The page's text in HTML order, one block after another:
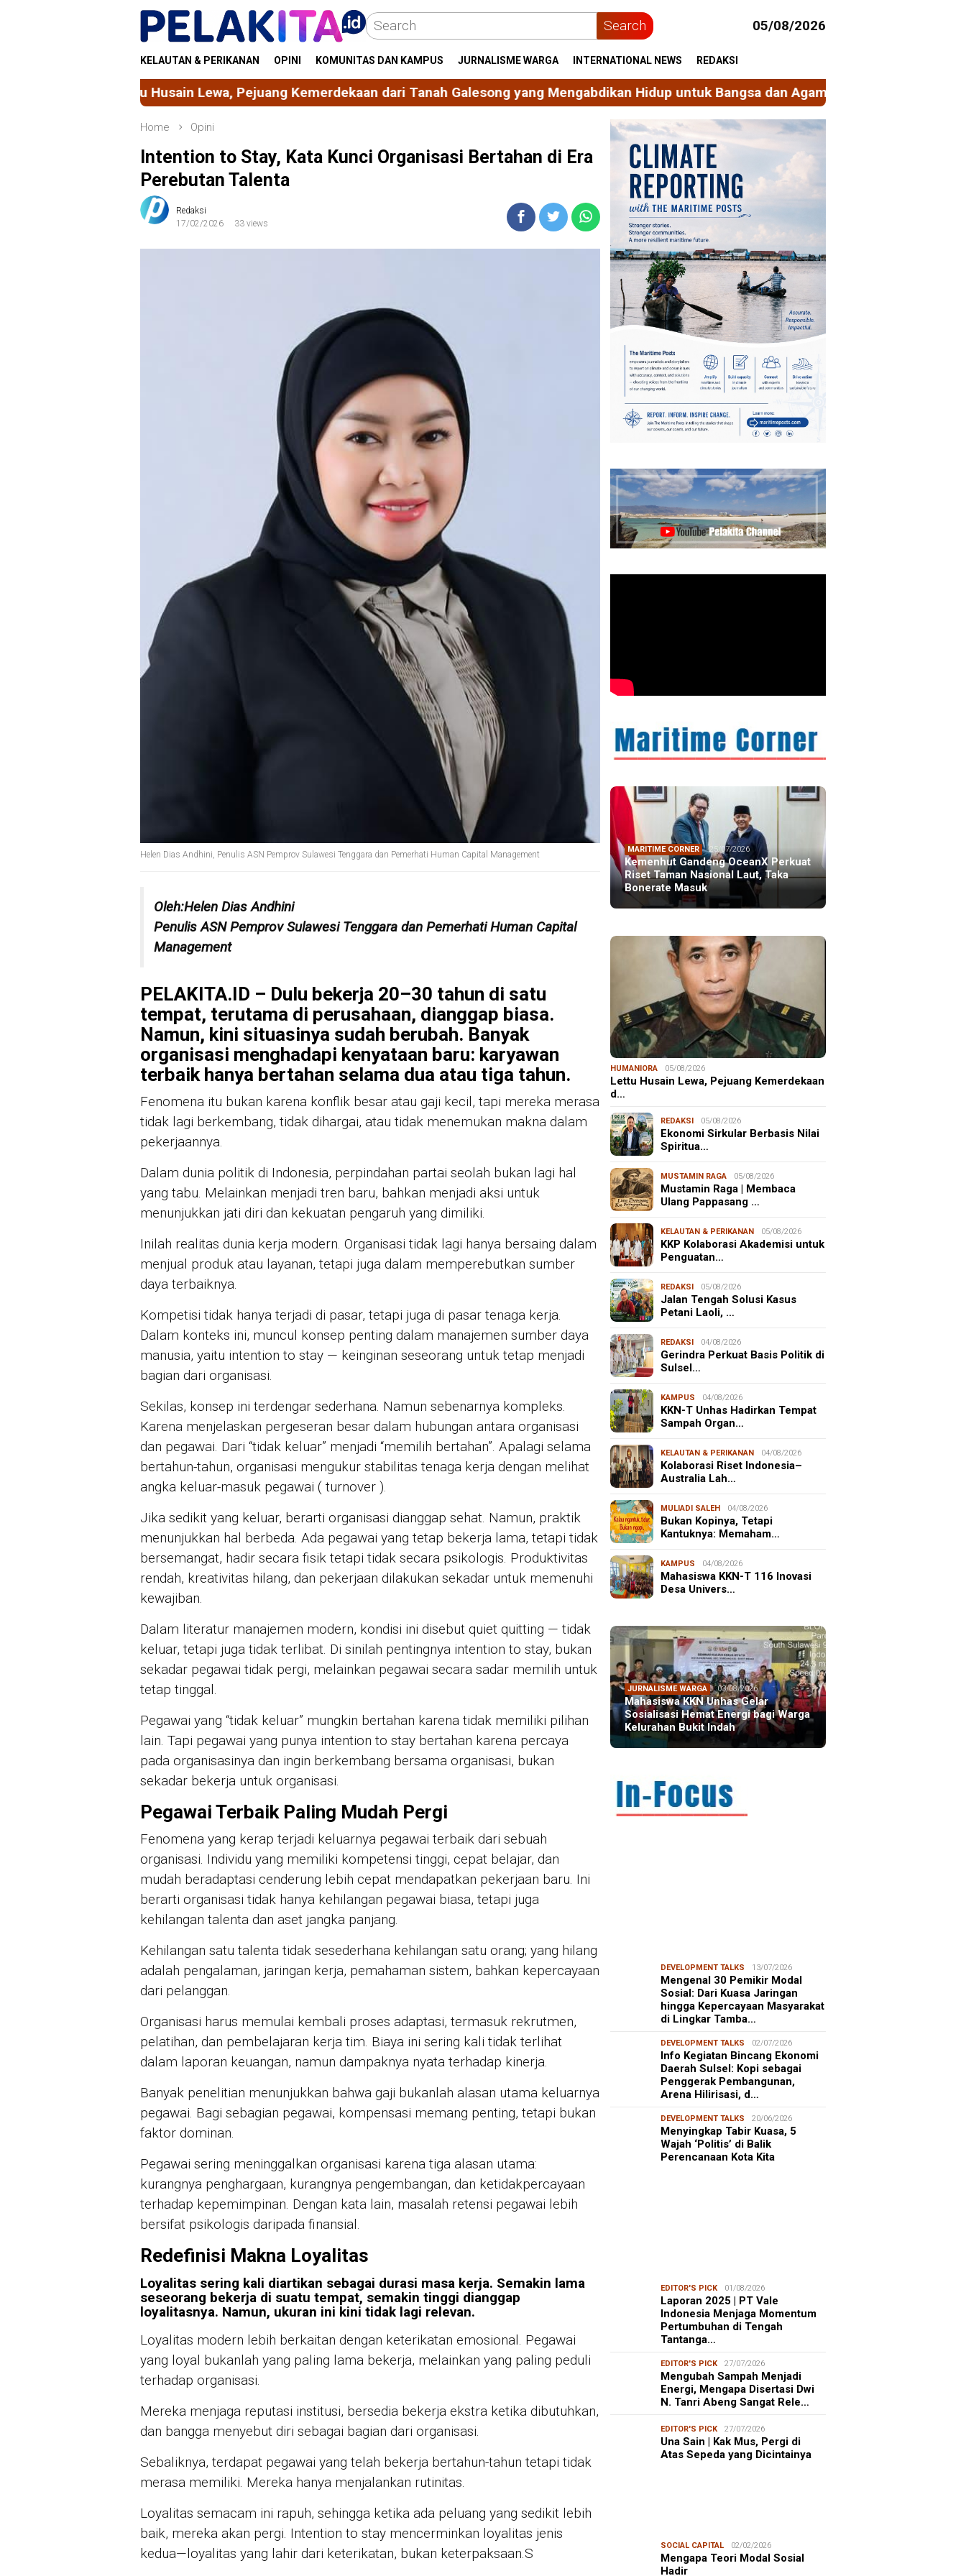
Skip
Search 05/08/2026
KELAUTAN & PERIKANAN OPINI KOMUNITAS DAN KAMPUS JURNALISME WARGA INTERNATIONAL NEWS REDAKSI
Husain Lewa, Pejuang Kemerdekaan dari Tanah Galesong yang Mengabdikan Hidup untuk Bangsa dan Agama Ekonomi Sirkular Berbasis Nilai
Home Opini
Intention to Stay, Kata Kunci Organisasi Bertahan di Era
Perebutan Talenta
Redaksi
17/02/2026
33 views
Helen Dias Andhini, Penulis ASN Pemprov Sulawesi Tenggara dan Pemerhati Human Capital Management
Oleh:Helen Dias Andhini
Penulis ASN Pemprov Sulawesi Tenggara dan Pemerhati Human Capital
Management
PELAKITA.ID – Dulu bekerja 20–30 tahun di satu
tempat, terutama di perusahaan, dianggap biasa.
Namun, kini situasinya sudah berubah. Banyak
organisasi menghadapi kenyataan baru: karyawan
terbaik hanya bertahan selama dua atau tiga tahun.
Fenomena itu bukan karena konflik besar atau gaji kecil, tapi mereka merasa
tidak lagi berkembang, tidak dihargai, atau tidak menemukan makna dalam
pekerjaannya.
Dalam dunia politik di Indonesia, perpindahan partai seolah bukan lagi hal
yang tabu. Melainkan menjadi tren baru, bahkan menjadi aksi untuk
menunjukkan jati diri dan kekuatan pengaruh yang dimiliki.
Inilah realitas dunia kerja modern. Organisasi tidak lagi hanya bersaing dalam
menjual produk atau layanan, tetapi juga dalam memperebutkan sumber
daya terbaiknya.
Kompetisi tidak hanya terjadi di pasar, tetapi juga di pasar tenaga kerja.
Dalam konteks ini, muncul konsep penting dalam manajemen sumber daya
manusia, yaitu intention to stay — keinginan seseorang untuk tetap menjadi
bagian dari organisasi.
Sekilas, konsep ini terdengar sederhana. Namun sebenarnya kompleks.
Karena menjelaskan pergeseran besar dalam hubungan antara organisasi
dan pegawai. Dari “tidak keluar” menjadi “memilih bertahan”. Apalagi selama
bertahun-tahun, organisasi mengukur stabilitas tenaga kerja dengan melihat
angka keluar-masuk pegawai ( turnover ).
Jika sedikit yang keluar, berarti organisasi dianggap sehat. Namun, praktik
menunjukkan hal berbeda. Ada pegawai yang tetap bekerja lama, tetapi tidak
bersemangat, hadir secara fisik tetapi tidak secara psikologis. Produktivitas
rendah, kreativitas hilang, dan pekerjaan dilakukan sekadar untuk memenuhi
kewajiban.
Dalam literatur manajemen modern, kondisi ini disebut quiet quitting — tidak
keluar, tetapi juga tidak terlibat. Di sinilah pentingnya intention to stay, bukan
sekadar pegawai tidak pergi, melainkan pegawai secara sadar memilih untuk
tetap tinggal.
Pegawai yang “tidak keluar” mungkin bertahan karena tidak memiliki pilihan
lain. Tapi pegawai yang punya intention to stay bertahan karena percaya
pada organisasinya dan ingin berkembang bersama organisasi, bukan
sekadar bekerja untuk organisasi.
Pegawai Terbaik Paling Mudah Pergi
Fenomena yang kerap terjadi keluarnya pegawai terbaik dari sebuah
organisasi. Individu yang memiliki kompetensi tinggi, cepat belajar, dan
mudah beradaptasi cenderung lebih cepat mendapatkan pekerjaan baru. Ini
berarti organisasi tidak hanya kehilangan pegawai biasa, tetapi juga
kehilangan talenta dan aset jangka panjang.
Kehilangan satu talenta tidak sesederhana kehilangan satu orang; yang hilang
adalah pengalaman, jaringan kerja, pemahaman sistem, bahkan kepercayaan
dari pelanggan.
Organisasi harus memulai kembali proses adaptasi, termasuk rekrutmen,
pelatihan, dan pembelajaran kerja tim. Biaya ini sering kali tidak terlihat
dalam laporan keuangan, namun dampaknya nyata terhadap kinerja.
Banyak penelitian menunjukkan bahwa gaji bukanlah alasan utama keluarnya
pegawai. Bagi sebagian pegawai, kompensasi memang penting, tetapi bukan
faktor dominan.
Pegawai sering meninggalkan organisasi karena tiga alasan utama:
kurangnya penghargaan, kurangnya pengembangan, dan ketidakpercayaan
terhadap kepemimpinan. Dengan kata lain, masalah retensi pegawai lebih
bersifat psikologis daripada finansial.
Redefinisi Makna Loyalitas
Loyalitas sering kali diartikan sebagai durasi masa kerja. Semakin lama
seseorang bekerja di suatu tempat, semakin tinggi dianggap
loyalitasnya. Namun, ukuran ini kini tidak lagi relevan.
Loyalitas modern lebih berkaitan dengan keterikatan emosional. Pegawai
yang loyal bukanlah yang paling lama bekerja, melainkan yang paling peduli
terhadap organisasi.
Mereka menjaga reputasi institusi, bersedia bekerja ekstra ketika dibutuhkan,
dan bangga menyebut diri sebagai bagian dari organisasi.
Sebaliknya, terdapat pegawai yang telah bekerja bertahun-tahun tetapi tidak
merasa memiliki. Mereka hanya menjalankan rutinitas.
Loyalitas semacam ini rapuh, sehingga ketika ada peluang yang sedikit lebih
baik, mereka akan pergi. Intention to stay mencerminkan loyalitas jenis
kedua—loyalitas yang lahir dari keterikatan, bukan keterpaksaan.S
MARITIME CORNER 25/07/2026
Kemenhut Gandeng OceanX Perkuat
Riset Taman Nasional Laut, Taka
Bonerate Masuk
HUMANIORA 05/08/2026
Lettu Husain Lewa, Pejuang Kemerdekaan
d…
REDAKSI 05/08/2026
Ekonomi Sirkular Berbasis Nilai
Spiritua…
MUSTAMIN RAGA 05/08/2026
Mustamin Raga | Membaca
Ulang Pappasang …
KELAUTAN & PERIKANAN 05/08/2026
KKP Kolaborasi Akademisi untuk
Penguatan…
REDAKSI 05/08/2026
Jalan Tengah Solusi Kasus
Petani Laoli, …
REDAKSI 04/08/2026
Gerindra Perkuat Basis Politik di
Sulsel…
KAMPUS 04/08/2026
KKN-T Unhas Hadirkan Tempat
Sampah Organ…
KELAUTAN & PERIKANAN 04/08/2026
Kolaborasi Riset Indonesia–
Australia Lah…
MULIADI SALEH 04/08/2026
Bukan Kopinya, Tetapi
Kantuknya: Memaham…
KAMPUS 04/08/2026
Mahasiswa KKN-T 116 Inovasi
Desa Univers…
JURNALISME WARGA 03/08/2026
Mahasiswa KKN Unhas Gelar
Sosialisasi Hemat Energi bagi Warga
Kelurahan Bukit Indah
IN FOCUS 21/07/2026
Direktur AIC, Boyd Whalan:
Kemitraan Indonesia-Australia
DEVELOPMENT TALKS 13/07/2026
Mengenal 30 Pemikir Modal
Sosial: Dari Kuasa Jaringan
hingga Kepercayaan Masyarakat
di Lingkar Tamba…
DEVELOPMENT TALKS 02/07/2026
Info Kegiatan Bincang Ekonomi
Daerah Sulsel: Kopi sebagai
Penggerak Pembangunan,
Arena Hilirisasi, d…
DEVELOPMENT TALKS 20/06/2026
Menyingkap Tabir Kuasa, 5
Wajah ‘Politis’ di Balik
Perencanaan Kota Kita
EDITOR'S PICK 01/08/2026
Laporan 2025 | PT Vale
Indonesia Menjaga Momentum
Pertumbuhan di Tengah
Tantanga…
EDITOR'S PICK 27/07/2026
Mengubah Sampah Menjadi
Energi, Mengapa Disertasi Dwi
N. Tanri Abeng Sangat Rele…
EDITOR'S PICK 27/07/2026
Una Sain | Kak Mus, Pergi di
Atas Sepeda yang Dicintainya
SOCIAL CAPITAL 02/02/2026
Mengapa Teori Modal Sosial
Hadir